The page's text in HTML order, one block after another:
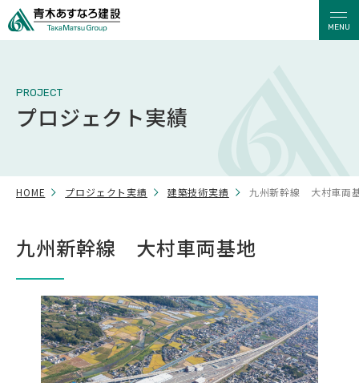
MENU
PROJECT
プロジェクト実績
HOME プロジェクト実績 建築技術実績 九州新幹線 大村車両
九州新幹線 大村車両基地